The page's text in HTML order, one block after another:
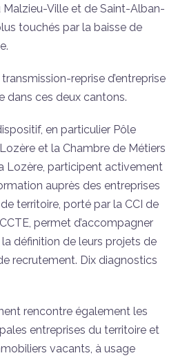
Ville et de Saint-Alban-
touchés par la baisse de
transmission-reprise d’entreprise
dans ces deux cantons.
en particulier Pôle
et la Chambre de Métiers
Lozère, participent activement
auprès des entreprises
de territoire, porté par la CCI de
permet d’accompagner
définition de leurs projets de
recrutement. Dix diagnostics
rencontre également les
entreprises du territoire et
vacants, à usage